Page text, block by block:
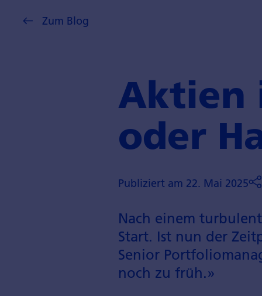
Zum Blog
Aktien
oder
Publiziert am 22. Mai 2025
Nach einem
Start. Ist nun der
Senior
noch zu früh.»